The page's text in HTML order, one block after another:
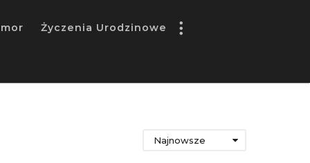
Życzenia Urodzinowe
Najnowsze